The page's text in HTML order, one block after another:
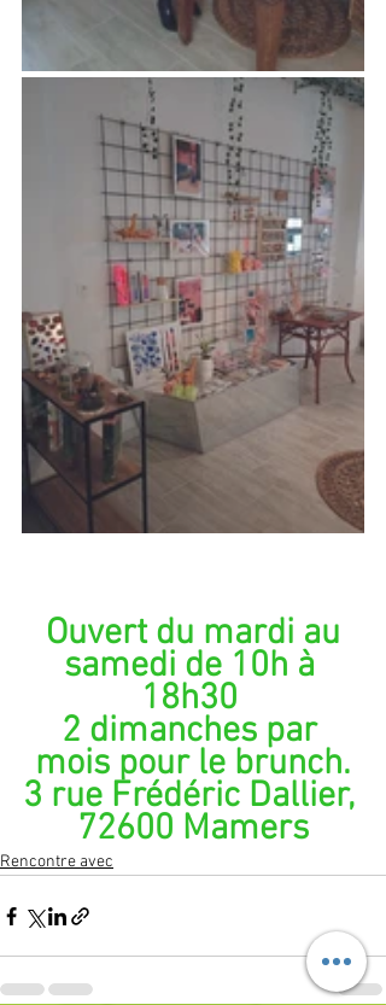
samedi de 10h à
18h30
2 dimanches par
mois pour le brunch.
3 rue Frédéric Dallier,
72600 Mamers
Rencontre avec